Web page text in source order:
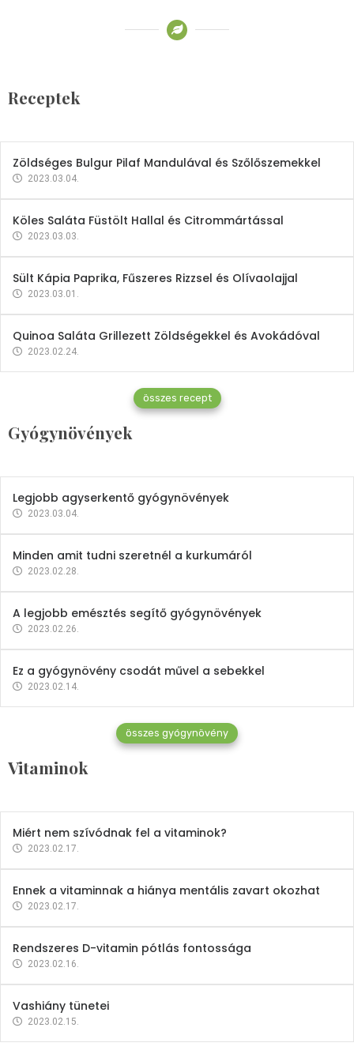
Receptek
2023.03.06.
Zöldséges Bulgur Pilaf Mandulával és Szőlőszemekkel
2023.03.04.
Köles Saláta Füstölt Hallal és Citrommártással
2023.03.03.
Sült Kápia Paprika, Fűszeres Rizzsel és Olívaolajjal
2023.03.01.
Quinoa Saláta Grillezett Zöldségekkel és Avokádóval
2023.02.24.
összes recept
Gyógynövények
Gyógynövények
Mindent a petrezselyemről
2023.12.21.
Legjobb agyserkentő gyógynövények
2023.03.04.
Minden amit tudni szeretnél a kurkumáról
2023.02.28.
A legjobb emésztés segítő gyógynövények
2023.02.26.
Ez a gyógynövény csodát művel a sebekkel
2023.02.14.
összes gyógynövény
Vitaminok
Vitaminok
Mindent a B-12 vitaminról
2023.02.27.
Miért nem szívódnak fel a vitaminok?
2023.02.17.
Ennek a vitaminnak a hiánya mentális zavart okozhat
2023.02.17.
Rendszeres D-vitamin pótlás fontossága
2023.02.16.
Vashiány tünetei
2023.02.15.